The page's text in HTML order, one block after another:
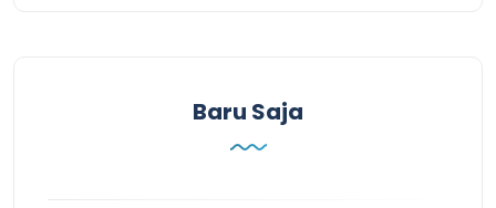
Baru Saja